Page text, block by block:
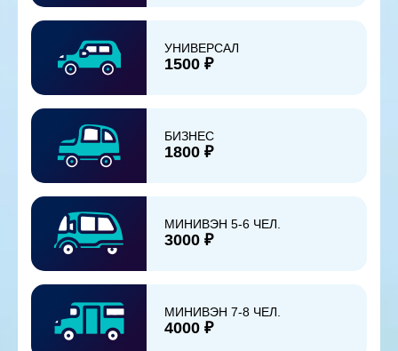
УНИВЕРСАЛ
1500 ₽
БИЗНЕС
1800 ₽
МИНИВЭН 5-6 ЧЕЛ.
3000 ₽
МИНИВЭН 7-8 ЧЕЛ.
4000 ₽